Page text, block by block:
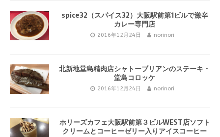
spice32（スパイス32）大阪駅前第1ビルで激辛
カレー専門店
2016年12月24日 norinori
北新地堂島精肉店シャトーブリアンのステーキ・
堂島コロッケ
2016年12月24日 norinori
ホリーズカフェ大阪駅前第３ビルWEST店ソフト
クリームとコーヒーゼリー入りアイスコーヒー